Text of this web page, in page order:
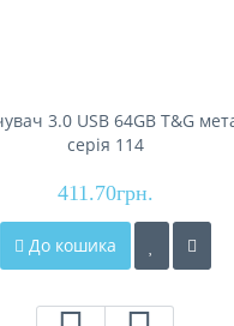
3.0 USB 64GB T&G
серія 114
411.70грн.
До кошика